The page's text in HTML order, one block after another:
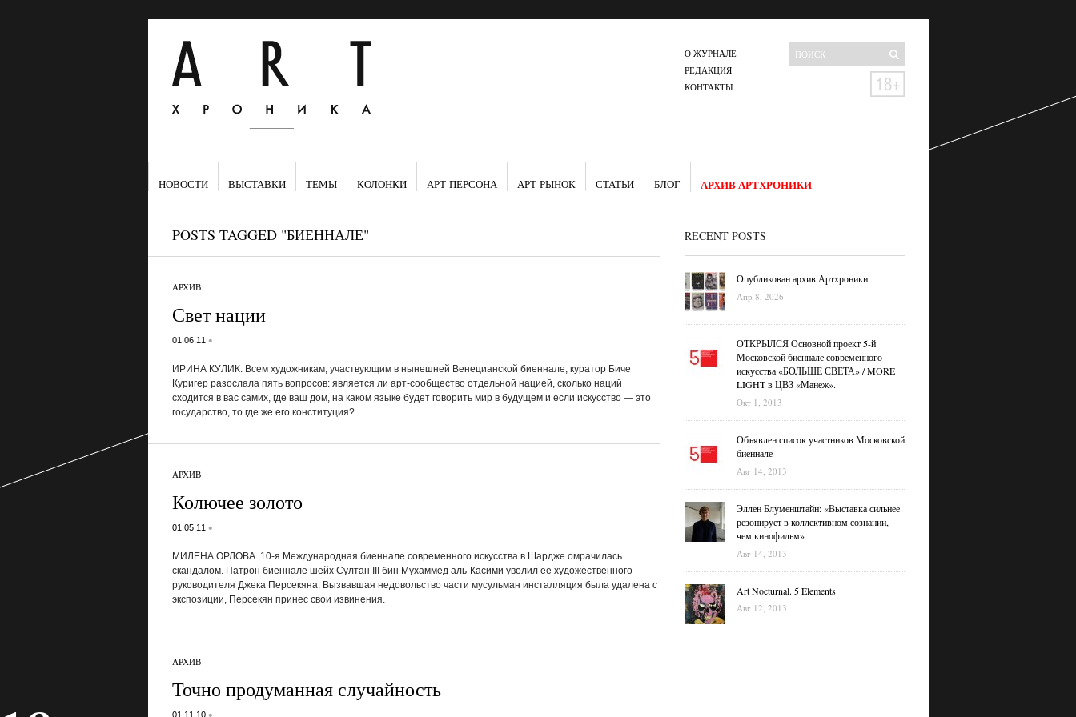
О ЖУРНАЛЕ
РЕДАКЦИЯ
КОНТАКТЫ
НОВОСТИ ВЫСТАВКИ ТЕМЫ КОЛОНКИ АРТ-ПЕРСОНА АРТ-РЫНОК СТАТЬИ БЛОГ АРХИВ АРТХРОНИКИ
POSTS TAGGED "БИЕННАЛЕ"
АРХИВ
Свет нации
01.06.11 •
ИРИНА КУЛИК. Всем художникам, участвующим в нынешней Венецианской биеннале, куратор Биче
Куригер разослала пять вопросов: является ли арт-сообщество отдельной нацией, сколько наций
сходится в вас самих, где ваш дом, на каком языке будет говорить мир в будущем и если искусство — это
государство, то где же его конституция?
АРХИВ
Колючее золото
01.05.11 •
МИЛЕНА ОРЛОВА. 10-я Международная биеннале современного искусства в Шардже омрачилась
скандалом. Патрон биеннале шейх Султан III бин Мухаммед аль-Касими уволил ее художественного
руководителя Джека Персекяна. Вызвавшая недовольство части мусульман инсталляция была удалена с
экспозиции, Персекян принес свои извинения.
АРХИВ
Точно продуманная случайность
01.11.10 •
RECENT POSTS
Опубликован архив Артхроники
Апр 8, 2026
ОТКРЫЛСЯ Основной проект 5-й
Московской биеннале современного
искусства «БОЛЬШЕ СВЕТА» / MORE
LIGHT в ЦВЗ «Манеж».
Окт 1, 2013
Объявлен список участников Московской
биеннале
Авг 14, 2013
Эллен Блуменштайн: «Выставка сильнее
резонирует в коллективном сознании,
чем кинофильм»
Авг 14, 2013
Art Nocturnal. 5 Elements
Авг 12, 2013